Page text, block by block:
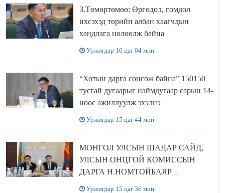
З.Төмөртөмөө: Өргөдөл, гомдол
ихсэхэд төрийн албан хаагчдын
хандлага нөлөөлж байна
Уржигдар 16 цаг 04 мин
“Хотын дарга сонсож байна” 150150
тусгай дугаарыг наймдугаар сарын 14-
нөөс ажиллуулж эхэлнэ
Уржигдар 15 цаг 44 мин
МОНГОЛ УЛСЫН ШАДАР САЙД,
УЛСЫН ОНЦГОЙ КОМИССЫН
ДАРГА Н.НОМТОЙБАЯР
Уржигдар 15 цаг 36 мин